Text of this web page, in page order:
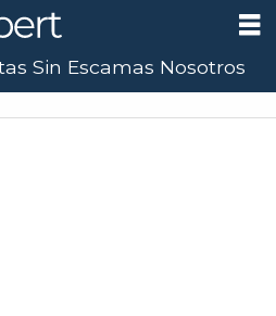
Sin Escamas Nosotros